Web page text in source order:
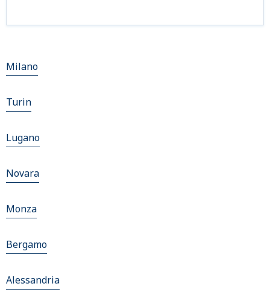
Milano
Turin
Lugano
Novara
Monza
Bergamo
Alessandria